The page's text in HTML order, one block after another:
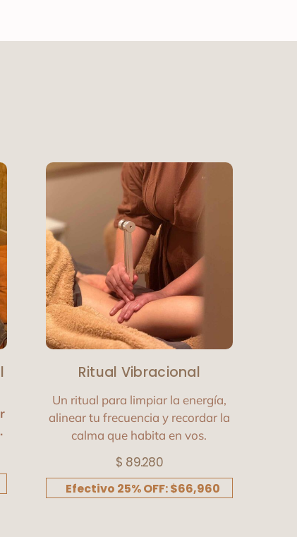
Ritual Vibracional
Un ritual para limpiar la energía,
alinear tu frecuencia y recordar la
calma que habita en vos.
$ 89.280
Efectivo 25% OFF: $66,960